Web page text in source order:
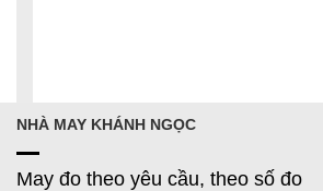
NHÀ MAY KHÁNH NGỌC
May đo theo yêu cầu, theo số đo